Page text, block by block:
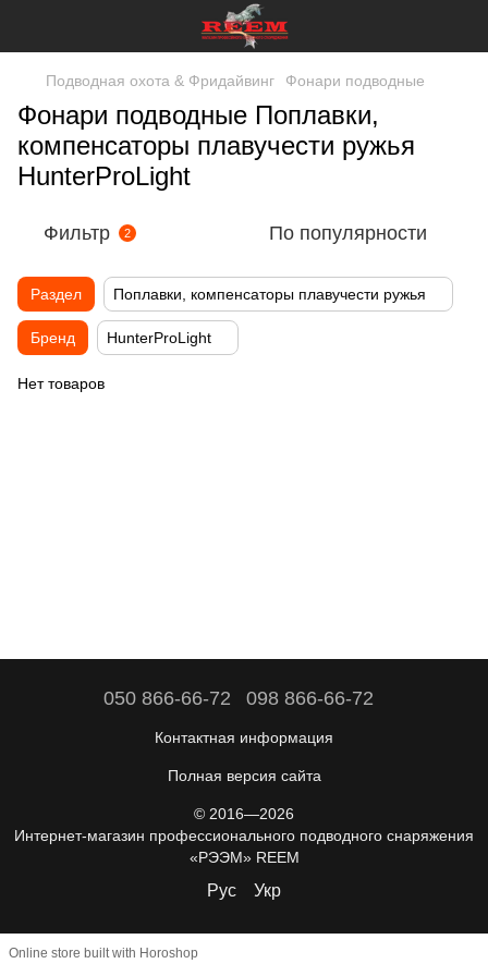
Подводная охота & Фридайвинг Фонари подводные
Фонари подводные Поплавки,
компенсаторы плавучести ружья
HunterProLight
Фильтр 2 По популярности
Раздел Поплавки, компенсаторы плавучести ружья
Бренд HunterProLight
Нет товаров
050 866-66-72 098 866-66-72
Контактная информация
Полная версия сайта
© 2016—2026
Интернет-магазин профессионального подводного снаряжения
«РЭЭМ» REEM
Рус Укр
Online store built with Horoshop